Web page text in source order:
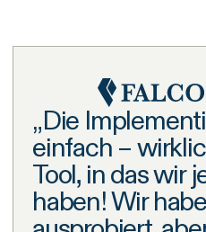
„Die
einfach –
Tool, in das wir
haben! Wir